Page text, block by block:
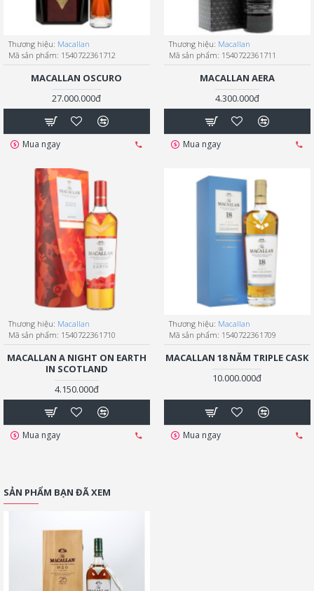
Thương hiệu: Macallan
Mã sản phẩm: 1540722361712
MACALLAN OSCURO
27.000.000đ
Mua ngay
Thương hiệu: Macallan
Mã sản phẩm: 1540722361711
MACALLAN AERA
4.300.000đ
Mua ngay
Thương hiệu: Macallan
Mã sản phẩm: 1540722361710
MACALLAN A NIGHT ON EARTH
IN SCOTLAND
4.150.000đ
Mua ngay
Thương hiệu: Macallan
Mã sản phẩm: 1540722361709
MACALLAN 18 NĂM TRIPLE CASK
10.000.000đ
Mua ngay
SẢN PHẨM BẠN ĐÃ XEM